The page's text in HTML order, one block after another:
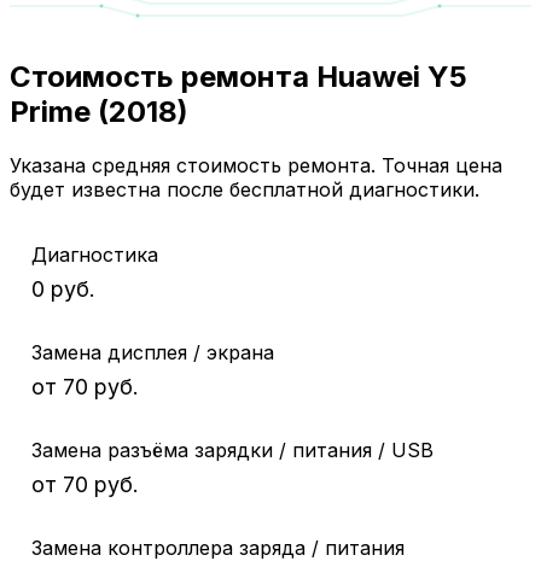
Стоимость ремонта Huawei Y5
Prime (2018)
Указана средняя стоимость ремонта. Точная цена
будет известна после бесплатной диагностики.
Диагностика
0 руб.
Замена дисплея / экрана
от 70 руб.
Замена разъёма зарядки / питания / USB
от 70 руб.
Замена контроллера заряда / питания